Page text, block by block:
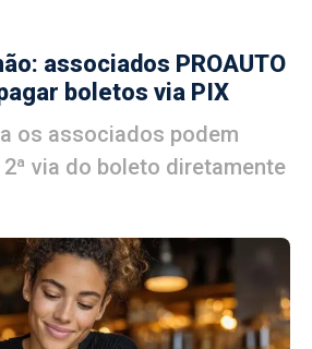
associados PROAUTO
boletos via PIX
os associados podem
via do boleto diretamente